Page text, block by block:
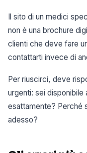
Il sito di un medici
non è una brochure
clienti che deve fare
contattarti invece di
Per riuscirci, deve
urgenti: sei disponibile
esattamente? Perché
adesso?